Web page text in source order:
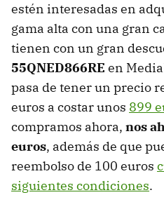
estén interesadas en
gama alta con una gran
tienen con un gran
55QNED866RE en
pasa de tener un precio
euros a costar unos 899
compramos ahora, nos
euros, además de que
reembolso de 100 euros
siguientes condiciones.